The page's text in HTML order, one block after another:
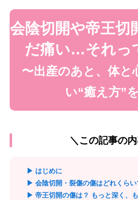
会陰切開や帝王切
だ痛い…それっ
〜出産のあと、体と
い“癒え方”
＼この記事の
▶ はじめに
▶ 会陰切開・裂傷の傷はどれくらい
▶ 帝王切開の傷は？ もっと深く、